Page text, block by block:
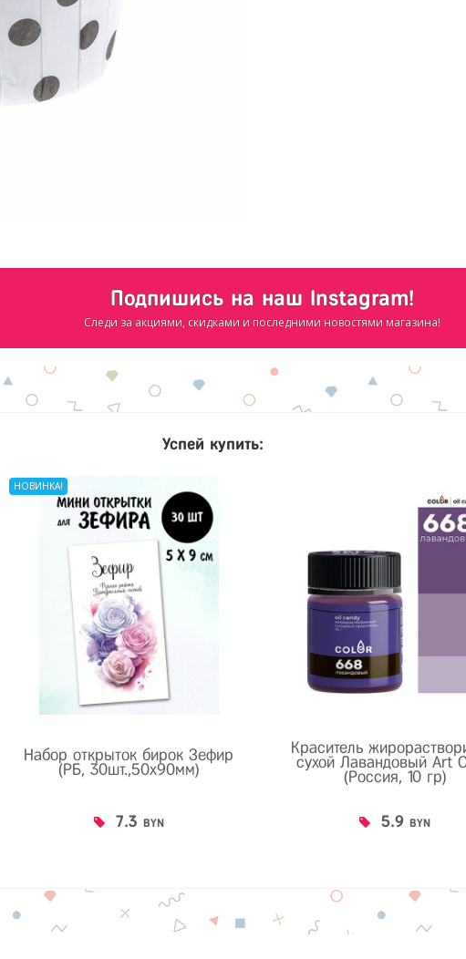
Подпишись на наш Instagram!
Следи за акциями, скидками и последними новостями магазина!
Успей купить:
НОВИНКА!
Набор открыток бирок Зефир
(РБ, 30шт.,50х90мм)
7.3 BYN
Краситель
сухой Лавандовый Art
(Россия, 10 гр)
5.9 BYN